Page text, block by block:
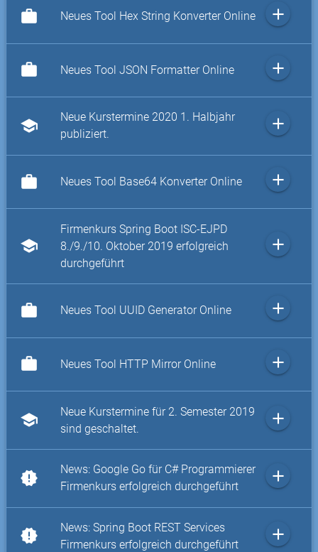
work Neues Tool Hex String Konverter Online add
work Neues Tool JSON Formatter Online add
school
Neue Kurstermine 2020 1. Halbjahr
publiziert.
add
work Neues Tool Base64 Konverter Online add
school
Firmenkurs Spring Boot ISC-EJPD
8./9./10. Oktober 2019 erfolgreich
durchgeführt
add
work Neues Tool UUID Generator Online add
work Neues Tool HTTP Mirror Online add
school
Neue Kurstermine für 2. Semester 2019
sind geschaltet.
add
new_releases
News: Google Go für C# Programmierer
Firmenkurs erfolgreich durchgeführt
add
new_releases
News: Spring Boot REST Services
Firmenkurs erfolgreich durchgeführt
add